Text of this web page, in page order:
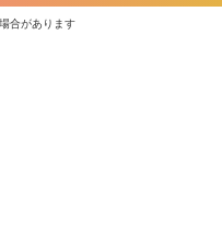
合があります